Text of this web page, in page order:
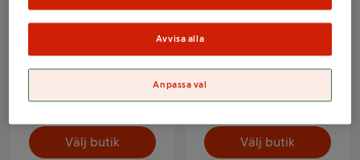
Daddy Caddy Hållare
Mer info
Välj butik
Sponge Daddy
Allrengöring 4p
Mer info
Välj butik
Avvisa alla
Anpassa val